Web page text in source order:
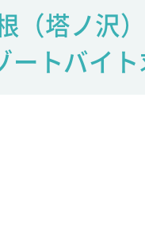
（塔ノ沢
ートバイ